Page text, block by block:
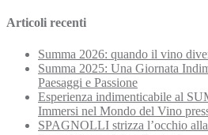
Articoli recenti
Summa 2026: quando il vino
Summa 2025: Una Giornata
Paesaggi e Passione
Esperienza indimenticabile al
Immersi nel Mondo del Vino
SPAGNOLLI strizza l’occhio